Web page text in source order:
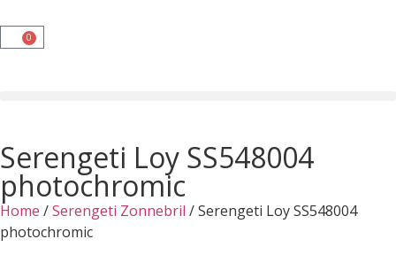
0
Serengeti Loy SS548004
photochromic
Home /Serengeti Zonnebril / Serengeti Loy SS548004
photochromic